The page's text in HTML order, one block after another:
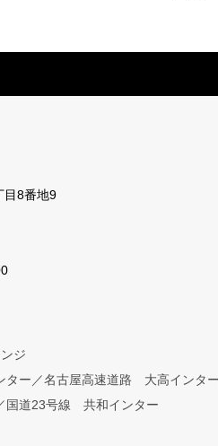
目8番地9
ジ
ー／名古屋高速道路 大高インタ
国道23号線 共和インター